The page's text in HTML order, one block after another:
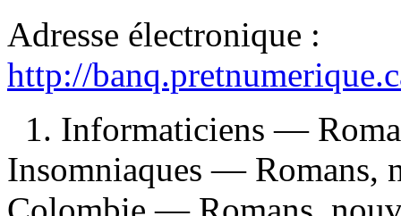
Adresse électronique :
http://
1. Informaticiens —
Insomniaques — Romans,